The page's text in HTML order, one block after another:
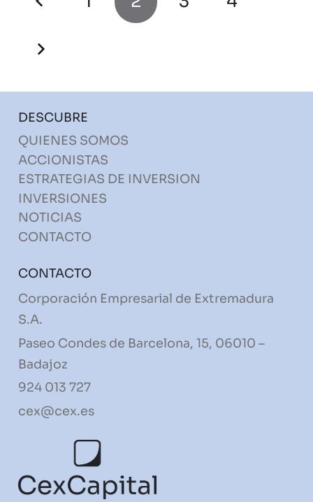
DESCUBRE
QUIENES SOMOS
ACCIONISTAS
ESTRATEGIAS DE INVERSION
INVERSIONES
NOTICIAS
CONTACTO
CONTACTO
Corporación Empresarial de Extremadura
S.A.
Paseo Condes de Barcelona, 15, 06010 –
Badajoz
924 013 727
cex@cex.es